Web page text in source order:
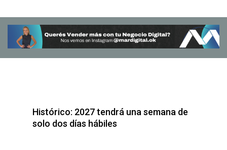
Histórico: 2027 tendrá una semana de
solo dos días hábiles